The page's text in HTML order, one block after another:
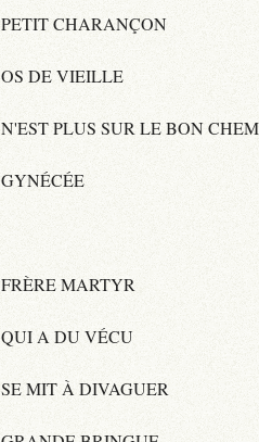
PETIT CHARANÇON
OS DE VIEILLE
N'EST PLUS SUR LE BON
GYNÉCÉE
FRÈRE MARTYR
QUI A DU VÉCU
SE MIT À DIVAGUER